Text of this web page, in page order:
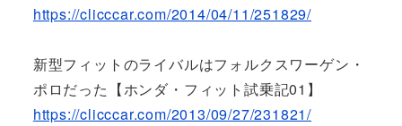
https://clicccar.com/2014/04/11/251829/
新型フィットのライバルはフォルクスワーゲン・
ポロだった【ホンダ・フィット試乗記01】
https://clicccar.com/2013/09/27/231821/